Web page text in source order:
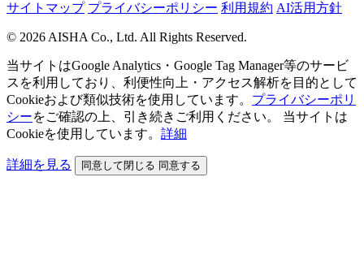
サイトマップ プライバシーポリシー 利用規約 AI活用方針
© 2026 AISHA Co., Ltd. All Rights Reserved.
当サイトはGoogle Analytics・Google Tag Manager等のサービ
スを利用しており、利便性向上・アクセス解析を目的として
Cookieおよび類似技術を使用しています。 プライバシーポリ
シーをご確認の上、引き続きご利用ください。
当サイトは
Cookieを使用しています。 詳細
詳細を見る 同意して閉じる 同意する